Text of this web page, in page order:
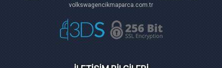
volkswagencikmaparca.com.tr